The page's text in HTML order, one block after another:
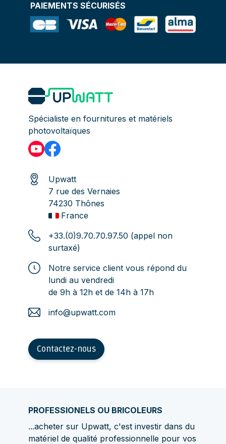
PAIEMENTS SÉCURISÉS
Spécialiste en fournitures et matériels
photovoltaïques
Upwatt
7 rue des Vernaies
74230 Thônes
France
+33.(0)9.70.70.97.50 (appel non
surtaxé)
Notre service client vous répond du
lundi au vendredi
de 9h à 12h et de 14h à 17h
info@upwatt.com
Contactez-nous
PROFESSIONELS OU BRICOLEURS
...acheter sur Upwatt, c'est investir dans du
matériel de qualité professionnelle pour vos